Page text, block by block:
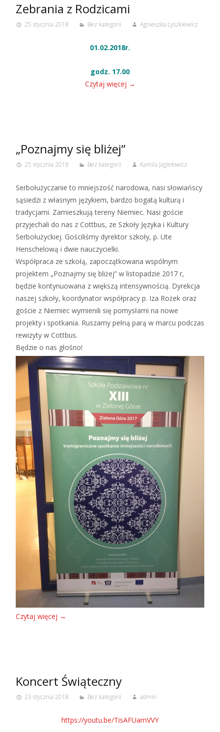
Zebrania z Rodzicami
25 stycznia 2018 Bez kategorii Agnieszka.Lyszkiewicz
01.02.2018r.
godz. 17.00
Czytaj więcej →
„Poznajmy się bliżej”
25 stycznia 2018 Bez kategorii Kamila Jagiełowicz
Serbołużyczanie to mniejszość narodowa, nasi słowiańscy
sąsiedzi z własnym językiem, bardzo bogatą kulturą i
tradycjami. Zamieszkują tereny Niemiec. Nasi goście
przyjechali do nas z Cottbus, ze Szkoły Języka i Kultury
Serbołużyckiej. Gościliśmy dyrektor szkoły, p. Ute
Henschelową i dwie nauczycielki.
Współpraca ze szkołą, zapoczątkowana wspólnym
projektem „Poznajmy się bliżej” w listopadzie 2017 r,
będzie kontynuowana z większą intensywnością. Dyrekcja
naszej szkoły, koordynator współpracy p. Iza Rożek oraz
goście z Niemiec wymienili się pomysłami na nowe
projekty i spotkania. Ruszamy pełną parą w marcu podczas
rewizyty w Cottbus.
Będzie o nas głośno!
Czytaj więcej →
Koncert Świąteczny
23 stycznia 2018 Bez kategorii admin
https://youtu.be/TisAFUamVVY